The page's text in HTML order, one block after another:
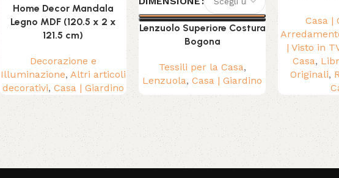
Home Decor Mandala
Legno MDF (120.5 x 2 x
121.5 cm)
Decorazione e
Illuminazione, Altri articoli
decorativi, Casa | Giardino
Lenzuolo Superiore Costura
Bogona
Tessili per la Casa,
Lenzuola, Casa | Giardino
Casa |
| Visto in
Casa,
Originali,